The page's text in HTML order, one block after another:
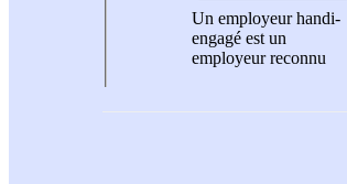
Un employeur handi-
engagé est un
employeur reconnu